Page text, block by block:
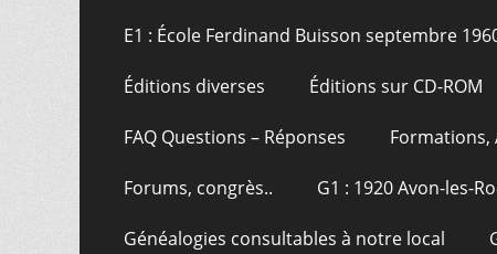
E1 : École Ferdinand Buisson septembre
Éditions diverses Éditions sur CD-ROM
FAQ Questions – Réponses Formations,
Forums, congrès.. G1 : 1920 Avon-les-
Généalogies consultables à notre local